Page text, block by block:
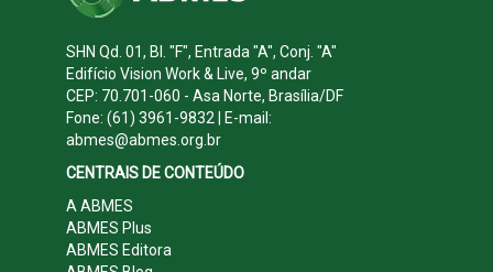
SHN Qd. 01, Bl. "F", Entrada "A", Conj. "A"
Edifício Vision Work & Live, 9º andar
CEP: 70.701-060 - Asa Norte, Brasília/DF
Fone: (61) 3961-9832 | E-mail:
abmes@abmes.org.br
CENTRAIS DE CONTEÚDO
A ABMES
ABMES Plus
ABMES Editora